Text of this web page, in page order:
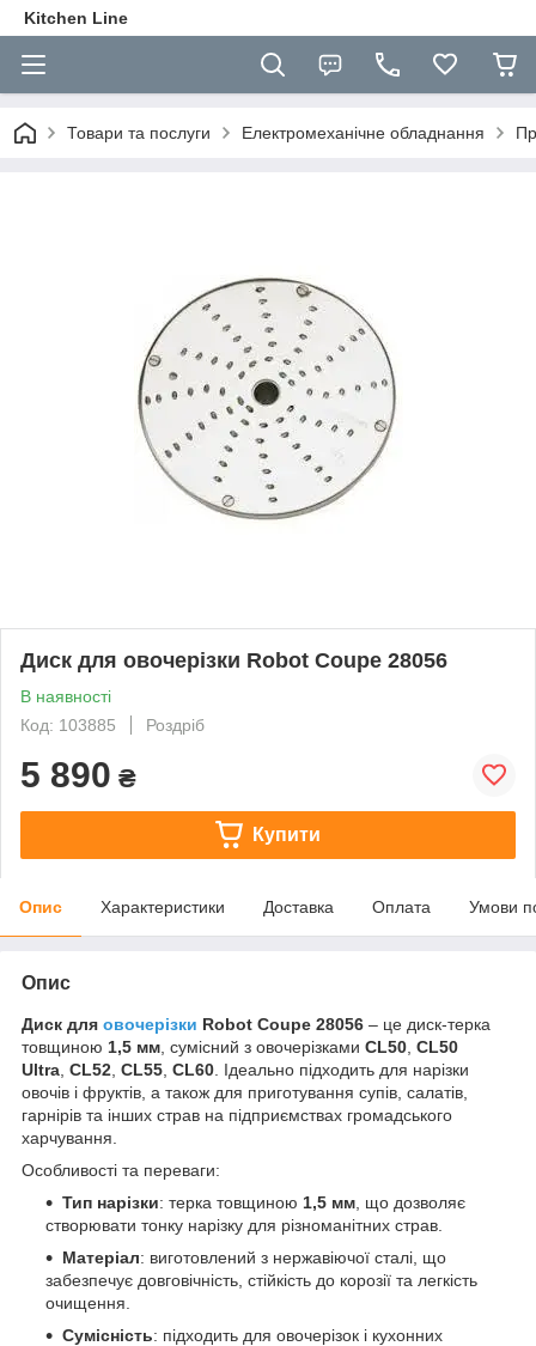
Kitchen Line
Товари та послуги Електромеханічне обладнання
Диск для овочерізки Robot Coupe 28056
В наявності
Код: 103885
Роздріб
5 890 ₴
Купити
Опис Характеристики Доставка Оплата Умови
Опис
Диск для овочерізки Robot Coupe 28056 – це диск-терка
товщиною 1,5 мм , сумісний з овочерізками CL50 CL50
Ultra CL52 CL55 CL60 . Ідеально підходить для нарізки
овочів і фруктів, а також для приготування супів, салатів,
гарнірів та інших страв на підприємствах громадського
харчування.
Особливості та переваги:
Тип нарізки: терка товщиною 1,5 мм , що дозволяє
створювати тонку нарізку для різноманітних страв.
Матеріал: виготовлений з нержавіючої сталі, що
забезпечує довговічність, стійкість до корозії та легкість
очищення.
Сумісність: підходить для овочерізок і кухонних